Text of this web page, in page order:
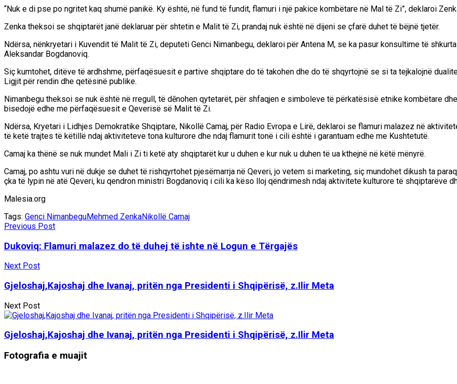
“Nuk e di pse po ngritet kaq shumë panikë. Ky është, në fund të fundit, flamuri i një pakice kombëtare në Mal të Zi”, deklaroi
Zenka theksoi se shqiptarët janë deklaruar për shtetin e Malit të Zi, prandaj nuk është në dijeni se çfarë duhet të bëjnë tjetër.
Ndërsa, nënkryetari i Kuvendit të Malit të Zi, deputeti Genci Nimanbegu, deklaroi për Antena M, se ka pasur konsultime të
Aleksandar Bogdanoviq.
Siç kumtohet, ditëve të ardhshme, përfaqësuesit e partive shqiptare do të takohen dhe do të shqyrtojnë se si ta tejkalojnë
Ligjit për rendin dhe qetësinë publike.
Nimanbegu theksoi se nuk është në rregull, të dēnohen qytetarët, për shfaqjen e simboleve të përkatësisë etnike kombëtare
bisedojë edhe me përfaqësuesit e Qeverisë së Malit të Zi.
Ndërsa, Kryetari i Lidhjes Demokratike Shqiptare, Nikollë Camaj, për Radio Evropa e Lirë, deklaroi se flamuri malazez në
të ketë trajtes të këtillë ndaj aktiviteteve tona kulturore dhe ndaj flamurit tonë i cili është i garantuam edhe me Kushtetutë.
Camaj ka thënë se nuk mundet Mali i Zi ti ketë aty shqiptarët kur u duhen e kur nuk u duhen të ua kthejnë në këtë mënyrë.
Camaj, po ashtu vuri në dukje se duhet të rishqyrtohet pjesëmarrja në Qeveri, jo vetem si marketing, siç mundohet dikush ta
çka të lypin në atë Qeveri, ku qendron ministri Bogdanoviq i cili ka këso lloj qëndrimesh ndaj aktivitete kulturore të shqiptarëve
Malesia.org
Tags: Genci NimanbeguMehmed ZenkaNikollë Camaj
Previous Post
Dukoviq: Flamuri malazez do të duhej të ishte në Logun e Tërgajës
Next Post
Gjeloshaj,Kajoshaj dhe Ivanaj, pritën nga Presidenti i Shqipërisë, z.Ilir Meta
Next Post
Gjeloshaj,Kajoshaj dhe Ivanaj, pritën nga Presidenti i Shqipërisë, z.Ilir Meta
Fotografia e muajit